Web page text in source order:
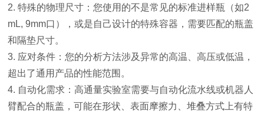
2. 特殊的物理尺寸：您使用的不是常见的标准进样瓶（如2
mL, 9mm口），或是自己设计的特殊容器，需要匹配的瓶盖
和隔垫尺寸。
3. 应对条件：您的分析方法涉及异常的高温、高压或低温，
超出了通用产品的性能范围。
4. 自动化需求：高通量实验室需要与自动化流水线或机器人
臂配合的瓶盖，可能在形状、表面摩擦力、堆叠方式上有特